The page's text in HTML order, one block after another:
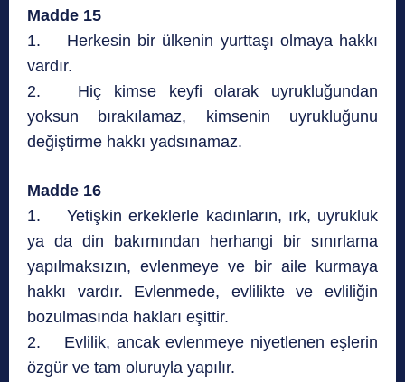
Madde 15
1. Herkesin bir ülkenin yurttaşı olmaya hakkı
vardır.
2. Hiç kimse keyfi olarak uyrukluğundan
yoksun bırakılamaz, kimsenin uyrukluğunu
değiştirme hakkı yadsınamaz.
Madde 16
1. Yetişkin erkeklerle kadınların, ırk, uyrukluk
ya da din bakımından herhangi bir sınırlama
yapılmaksızın, evlenmeye ve bir aile kurmaya
hakkı vardır. Evlenmede, evlilikte ve evliliğin
bozulmasında hakları eşittir.
2. Evlilik, ancak evlenmeye niyetlenen eşlerin
özgür ve tam oluruyla yapılır.